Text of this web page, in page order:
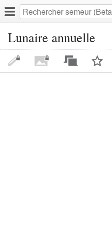
Lunaire annuelle